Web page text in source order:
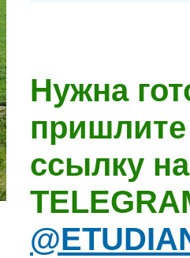
Нужна
ссылку